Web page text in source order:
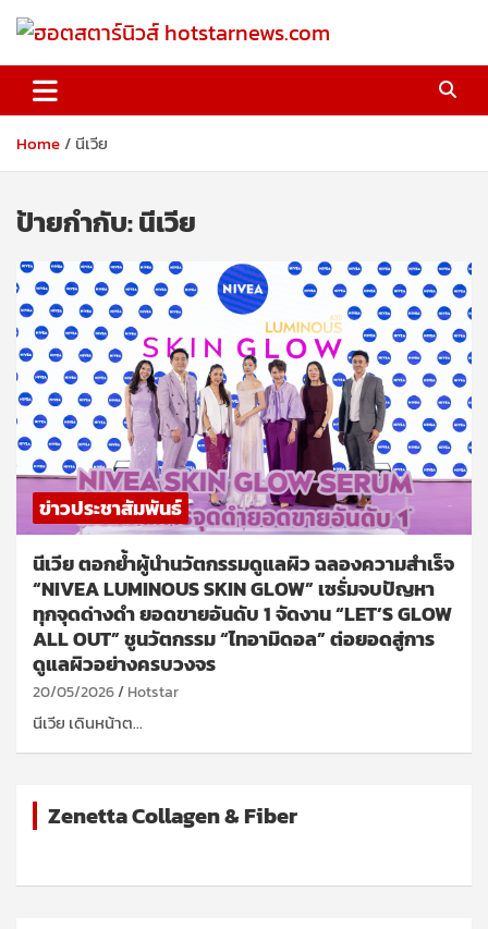
ฮอตสตาร์นิวส์ hotstarnews.com
Home นีเวีย
ป้ายกำกับ:นีเวีย
ข่าวประชาสัมพันธ์
นีเวีย ตอกย้ำผู้นำนวัตกรรมดูแลผิว ฉลองความสำเร็จ
“NIVEA LUMINOUS SKIN GLOW” เซรั่มจบปัญหา
ทุกจุดด่างดำ ยอดขายอันดับ 1 จัดงาน “LET’S GLOW
ALL OUT” ชูนวัตกรรม “ไทอามิดอล” ต่อยอดสู่การ
ดูแลผิวอย่างครบวงจร
20/05/2026 Hotstar
นีเวีย เดินหน้าต…
Zenetta Collagen & Fiber